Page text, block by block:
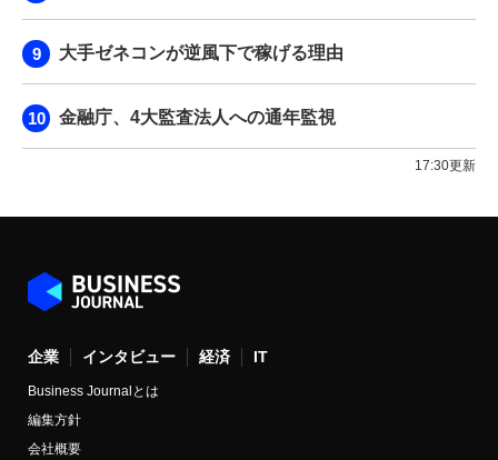
大手ゼネコンが逆風下で稼げる理由
金融庁、4大監査法人への通年監視
17:30更新
企業 インタビュー 経済 IT
Business Journalとは
編集方針
会社概要